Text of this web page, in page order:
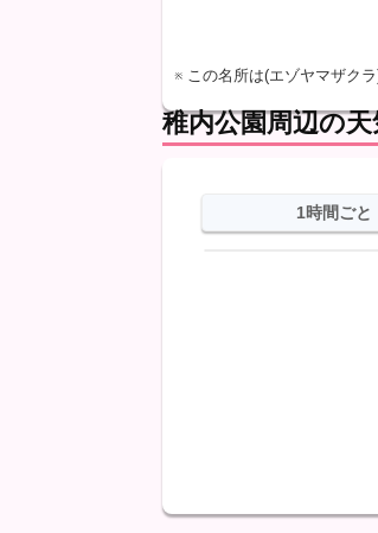
※ この名所は(エゾヤマザク
稚内公園周辺の
1時間ごと